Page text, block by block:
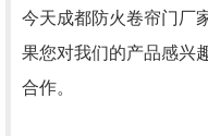
今天成都防火卷帘门厂
果您对我们的产品感兴
合作。